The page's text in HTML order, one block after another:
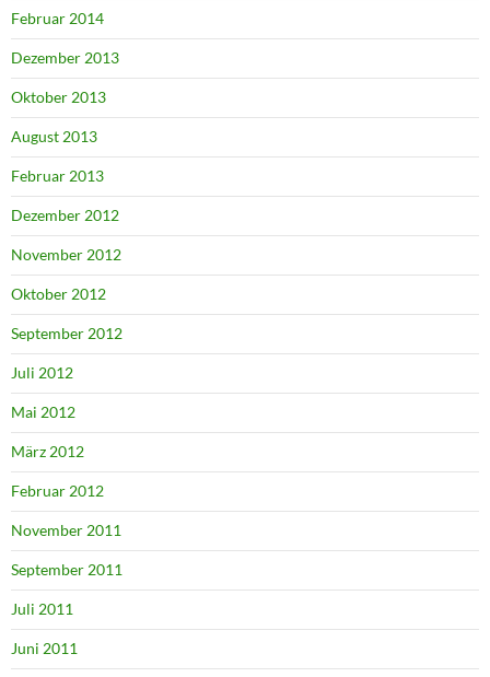
Februar 2014
Dezember 2013
Oktober 2013
August 2013
Februar 2013
Dezember 2012
November 2012
Oktober 2012
September 2012
Juli 2012
Mai 2012
März 2012
Februar 2012
November 2011
September 2011
Juli 2011
Juni 2011